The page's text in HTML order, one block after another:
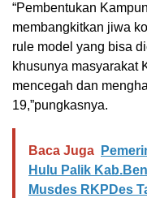
“Pembentukan
membangkitkan jiwa
rule model yang bisa
khusunya masyarakat
mencegah dan
19,”pungkasnya.
Baca Juga
Hulu Palik
Musdes RKPDes